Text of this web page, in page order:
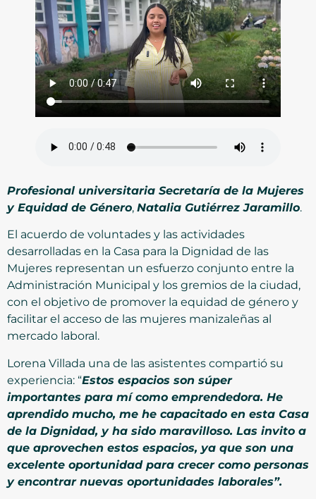
Profesional universitaria Secretaría de la Mujeres
y Equidad de Género, Natalia Gutiérrez Jaramillo.
El acuerdo de voluntades y las actividades
desarrolladas en la Casa para la Dignidad de las
Mujeres representan un esfuerzo conjunto entre la
Administración Municipal y los gremios de la ciudad,
con el objetivo de promover la equidad de género y
facilitar el acceso de las mujeres manizaleñas al
mercado laboral.
Lorena Villada una de las asistentes compartió su
experiencia: “Estos espacios son súper
importantes para mí como emprendedora. He
aprendido mucho, me he capacitado en esta Casa
de la Dignidad, y ha sido maravilloso. Las invito a
que aprovechen estos espacios, ya que son una
excelente oportunidad para crecer como personas
y encontrar nuevas oportunidades laborales”.